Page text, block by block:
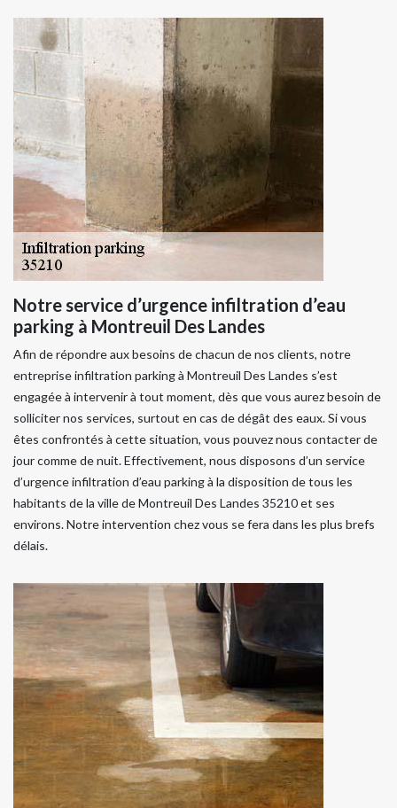
Notre service d’urgence infiltration d’eau
parking à Montreuil Des Landes
Afin de répondre aux besoins de chacun de nos clients, notre
entreprise infiltration parking à Montreuil Des Landes s’est
engagée à intervenir à tout moment, dès que vous aurez besoin de
solliciter nos services, surtout en cas de dégât des eaux. Si vous
êtes confrontés à cette situation, vous pouvez nous contacter de
jour comme de nuit. Effectivement, nous disposons d’un service
d’urgence infiltration d’eau parking à la disposition de tous les
habitants de la ville de Montreuil Des Landes 35210 et ses
environs. Notre intervention chez vous se fera dans les plus brefs
délais.